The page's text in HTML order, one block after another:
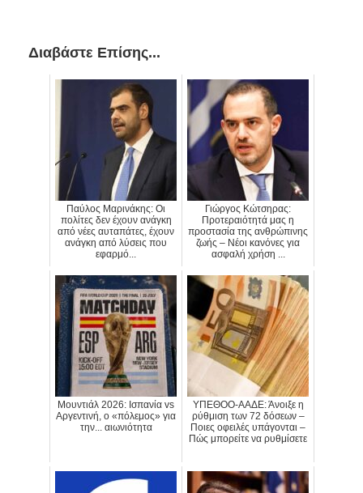
Διαβάστε Επίσης...
Παύλος Μαρινάκης: Οι
πολίτες δεν έχουν ανάγκη
από νέες αυταπάτες, έχουν
ανάγκη από λύσεις που
εφαρμό...
Γιώργος Κώτσηρας:
Προτεραιότητά μας η
προστασία της ανθρώπινης
ζωής – Νέοι κανόνες για
ασφαλή χρήση ...
Μουντιάλ 2026: Ισπανία vs
Αργεντινή, ο «πόλεμος» για
την... αιωνιότητα
ΥΠΕΘΟΟ-ΑΑΔΕ: Άνοιξε η
ρύθμιση των 72 δόσεων –
Ποιες οφειλές υπάγονται –
Πώς μπορείτε να ρυθμίσετε